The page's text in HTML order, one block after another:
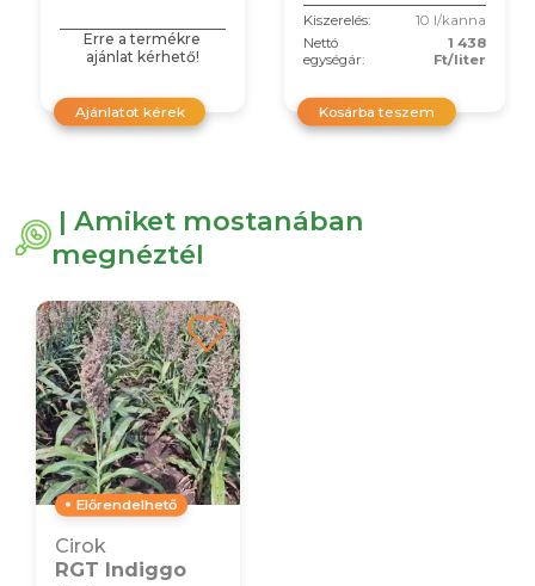
Erre a termékre
ajánlat kérhető!
Ajánlatot kérek
Kiszerelés:
10 l/kanna
Nettó
egységár:
1 438
Ft/liter
Kosárba teszem
| Amiket mostanában
megnéztél
Előrendelhető
Cirok
RGT Indiggo